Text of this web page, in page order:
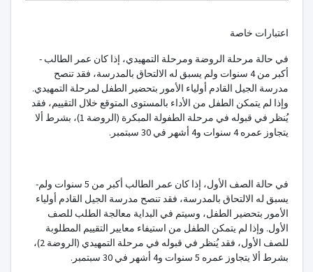
اعتبارات خاصة
- في حالة مرحلة الروضة ومرحلة التمهيدي، إذا كان عمر الطالب
أكبر من 4 سنوات ولم يسبق له الالتحاق بالمدرسة، فقد تنصح
مدرسة الجيل القادم أولياء الأمور بتحضير الطفل لمرحلة التمهيدي.
وإذا لم يتمكن الطفل من الأداء بالمستوى المتوقع خلال التقييم، فقد
يُنظر في قبوله في مرحلة الطفولة المبكرة (الروضة 1)، بشرط ألا
يتجاوز عمره 4 سنوات و4 أشهر في 30 سبتمبر.
-في حالة الصف الأول، إذا كان عمر الطالب أكبر من 5 سنوات ولم
يسبق له الالتحاق بالمدرسة، فقد تنصح مدرسة الجيل القادم أولياء
الأمور بتحضير الطفل، وسيتم في البداية معالجة الطلب للصف
الأول. وإذا لم يتمكن الطفل من استيفاء معايير التقييم المطلوبة
للصف الأول، فقد يُنظر في قبوله في مرحلة التمهيدي (الروضة 2)،
بشرط ألا يتجاوز عمره 5 سنوات و4 أشهر في 30 سبتمبر.